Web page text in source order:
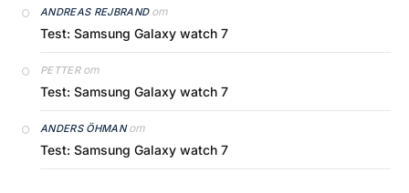
ANDREAS REJBRANDom
Test: Samsung Galaxy watch 7
PETTERom
Test: Samsung Galaxy watch 7
ANDERS ÖHMANom
Test: Samsung Galaxy watch 7